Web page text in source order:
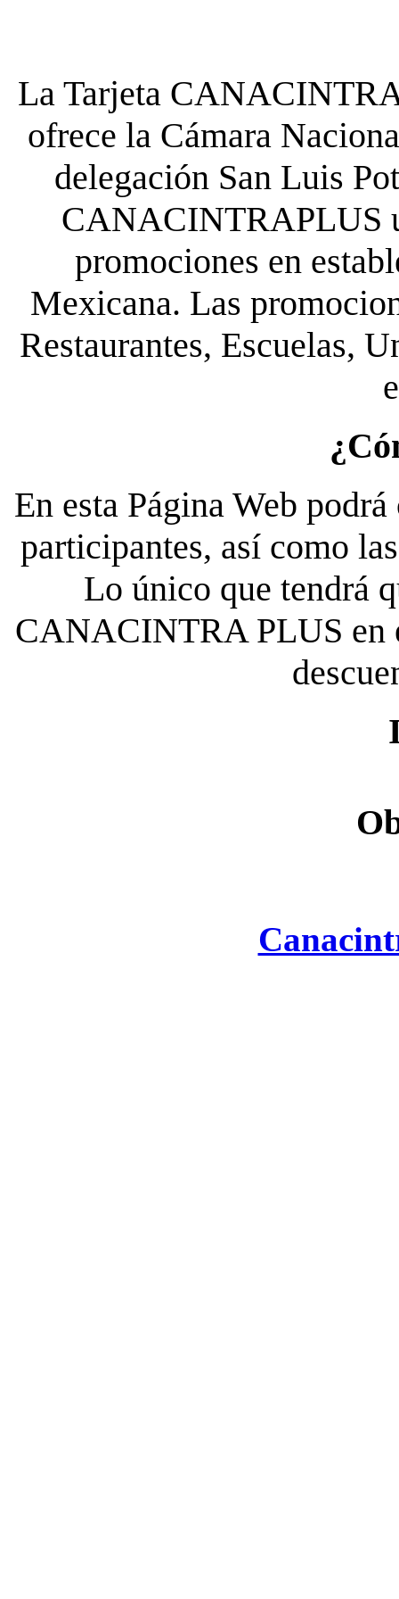
La Tarjeta
ofrece la Cámara
delegación San Luis
CANACINTRAPLUS
promociones en
Mexicana. Las
Restaurantes, Escuelas,
En esta Página Web
participantes, así como
Lo único que tendrá
CANACINTRA PLUS en